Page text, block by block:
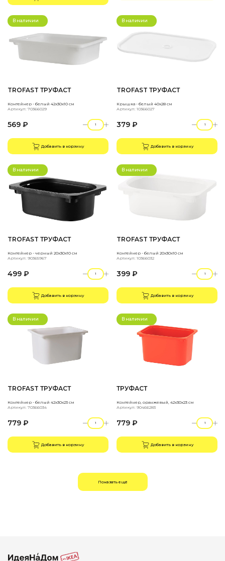
В наличии
TROFAST ТРУФАСТ
Контейнер - белый 42x30x10 см
Артикул: 70366029
569 ₽
Добавить в корзину
В наличии
TROFAST ТРУФАСТ
Крышка - белый 40x28 см
Артикул: 10366027
379 ₽
Добавить в корзину
В наличии
TROFAST ТРУФАСТ
Контейнер - черный 20x30x10 см
Артикул: 90365967
499 ₽
Добавить в корзину
В наличии
TROFAST ТРУФАСТ
Контейнер - белый 20x30x10 см
Артикул: 10366032
399 ₽
Добавить в корзину
В наличии
TROFAST ТРУФАСТ
Контейнер - белый 42x30x23 см
Артикул: 70366034
779 ₽
Добавить в корзину
В наличии
ТРУФАСТ
Контейнер, оранжевый, 42x30x23 см
Артикул: 90466283
779 ₽
Добавить в корзину
Показать ещё